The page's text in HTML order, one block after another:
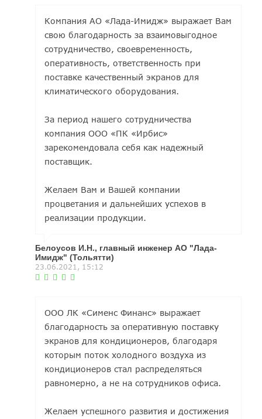
Компания АО «Лада-Имидж» выражает Вам
свою благодарность за взаимовыгодное
сотрудничество, своевременность,
оперативность, ответственность при
поставке качественный экранов для
климатического оборудования.
За период нашего сотрудничества
компания ООО «ПК «Ирбис»
зарекомендовала себя как надежный
поставщик.
Желаем Вам и Вашей компании
процветания и дальнейших успехов в
реализации продукции.
Белоусов И.Н., главный инженер АО "Лада-
Имидж" (Тольятти)
23.06.2021, 15:12
ООО ЛК «Сименс Финанс» выражает
благодарность за оперативную поставку
экранов для кондиционеров, благодаря
которым поток холодного воздуха из
кондиционеров стал распределяться
равномерно, а не на сотрудников офиса.
Желаем успешного развития и достижения